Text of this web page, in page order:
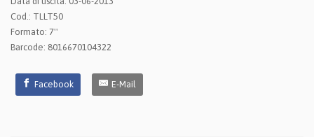
Cod.: TLLT50
Formato: 7''
Barcode: 8016670104322
Facebook E-Mail